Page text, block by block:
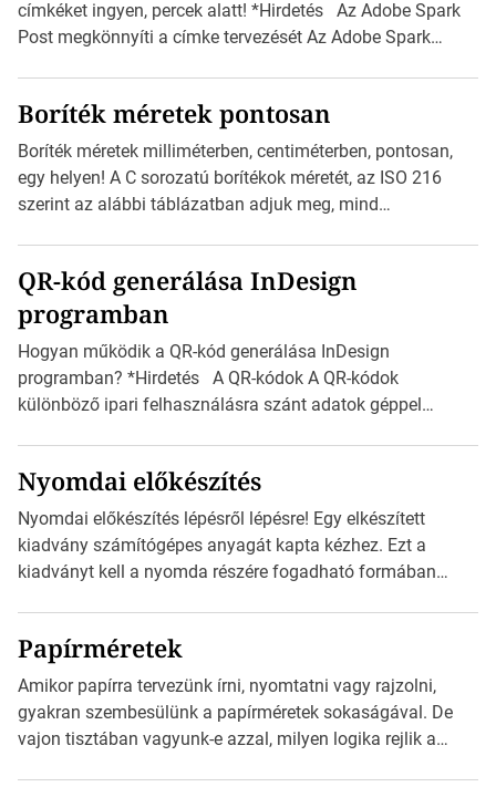
címkéket ingyen, percek alatt! *Hirdetés Az Adobe Spark
Post megkönnyíti a címke tervezését Az Adobe Spark
igazán foroghatnak a kreatív fogaskerekek, miközben
zajlik a saját címke készítése. Hogyan készítsünk címkét?
Válasszon méretet és alakot: Válassza ki a kívánt címke
méretét. Akár néhány […]
Boríték méretek pontosan
Boríték méretek milliméterben, centiméterben, pontosan,
egy helyen! A C sorozatú borítékok méretét, az ISO 216
szerint az alábbi táblázatban adjuk meg, mind
mutatja az A4-es papírlaphoz viszonyítva. Az amerikai és
észak-amerikai boríték méretére az ISO 216 nem
vonatkozik. Boríték méretének táblázata C0-tól […]
QR-kód generálása InDesign
programban
Hogyan működik a QR-kód generálása InDesign
programban? *Hirdetés A QR-kódok A QR-kódok
különböző ipari felhasználásra szánt adatok géppel
okostelefonjára telepíthet egy QR-kód-leolvasó
alkalmazást, ami leolvasni és dekódolni képes az URL-
információt és átirányítja a telefon böngészőjét a cég
weblapjára. A QR-kód beolvasása után a felhasználó
Nyomdai előkészítés
Nyomdai előkészítés lépésről lépésre! Egy elkészített
kiadvány számítógépes anyagát kapta kézhez. Ezt a
kiadványt kell a nyomda részére fogadható formában
Illustratorban készült vektorgrafika. *Hirdetés Minden
esetben konzultáljunk a nyomdával, mielőtt elkezdjük a
nyomdai előkészítést!Nehogy az elkészült munka után
derüljön ki, hogy valamit másképp kellett volna csinálni! […]
Papírméretek
Amikor papírra tervezünk írni, nyomtatni vagy rajzolni,
gyakran szembesülünk a papírméretek sokaságával. De
vajon tisztában vagyunk-e azzal, milyen logika rejlik a